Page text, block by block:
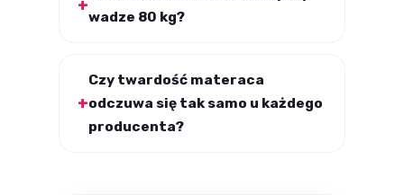
wadze 80 kg?
Czy twardość materaca
odczuwa się tak samo u każdego
producenta?